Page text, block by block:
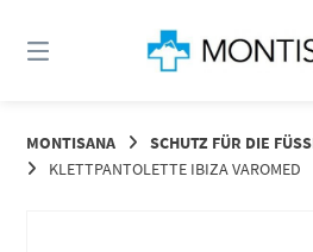
zum
MONTISANA SCHUTZ FÜR DIE FÜSSE
KLETTPANTOLETTE IBIZA VAROMED